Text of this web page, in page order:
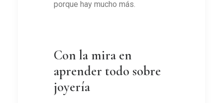
porque hay mucho más.
Con la mira en
aprender todo sobre
joyería